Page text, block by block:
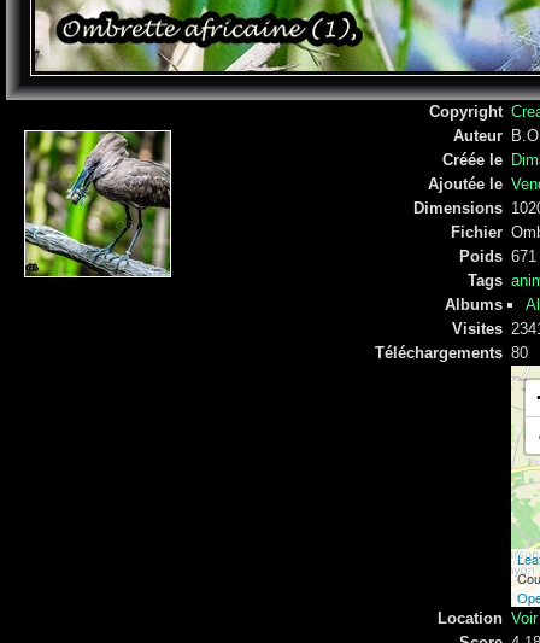
Copyright
Auteur
Créée le
Ajoutée le
Dimensions
Fichier
Poids 671
Tags
Albums
Visites
Téléchargements 80
Location